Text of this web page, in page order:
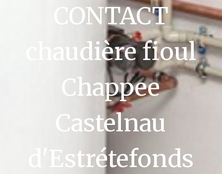
CONTACT
chaudière fioul
Chappee
Castelnau
d'Estrétefonds